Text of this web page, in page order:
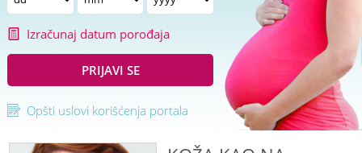
Izračunaj datum porođaja
PRIJAVI SE
Opšti uslovi korišćenja portala